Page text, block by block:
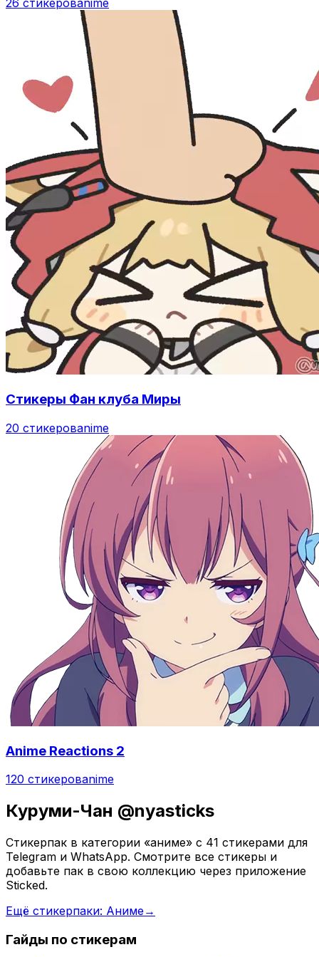
26 стикеровanime
Стикеры Фан клуба Миры
20 стикеровanime
Anime Reactions 2
120 стикеровanime
Куруми-Чан @nyasticks
Стикерпак в категории «аниме» с 41 стикерами для
Telegram и WhatsApp. Смотрите все стикеры и
добавьте пак в свою коллекцию через приложение
Sticked.
Ещё стикерпаки: Аниме→
Гайды по стикерам